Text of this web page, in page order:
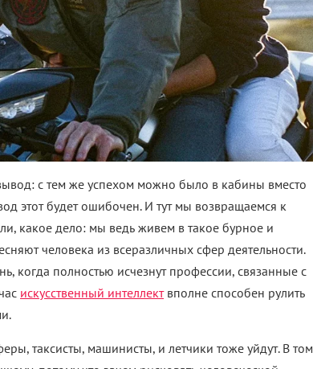
с тем же успехом можно было в кабины вместо
этот будет ошибочен. И тут мы возвращаемся к
какое дело: мы ведь живем в такое бурное и
человека из всеразличных сфер деятельности.
когда полностью исчезнут профессии, связанные с
искусственный интеллектвполне способен рулить
таксисты, машинисты, и летчики тоже уйдут. В том